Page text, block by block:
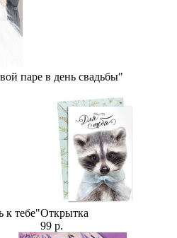
паре в день свадьбы"
к тебе"Открытка
99 р.